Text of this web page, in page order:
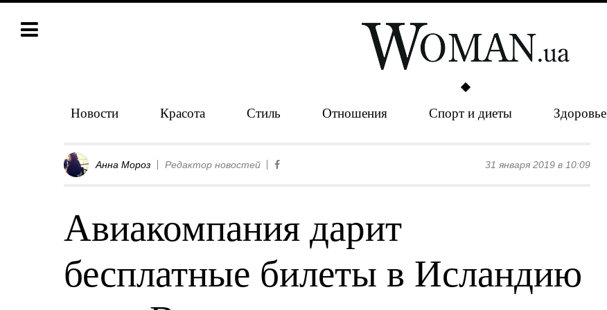
Новости Красота Стиль Отношения Спорт и диеты Здоровье
Анна Мороз Редактор новостей 31 января 2019 в 10:09
Авиакомпания дарит
бесплатные билеты в Исландию